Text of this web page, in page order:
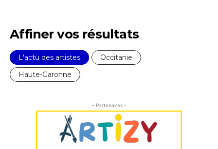
Affiner vos résultats
L'actu des artistes
Occitanie
Haute-Garonne
- Partenaires -